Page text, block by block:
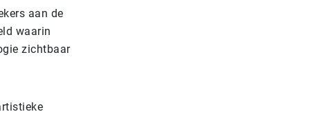
aan de
waarin
zichtbaar